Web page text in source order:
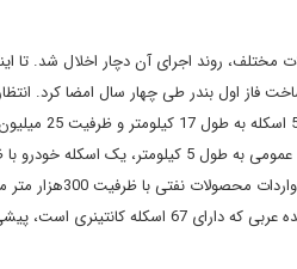
است، پیشی خواهد گرفت.